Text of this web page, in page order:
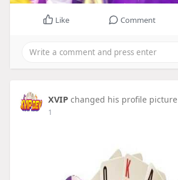
Like Comment
XVIP changed his profile picture
1